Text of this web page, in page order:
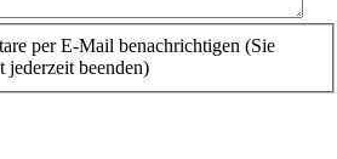
per E-Mail benachrichtigen (Sie
jederzeit beenden)